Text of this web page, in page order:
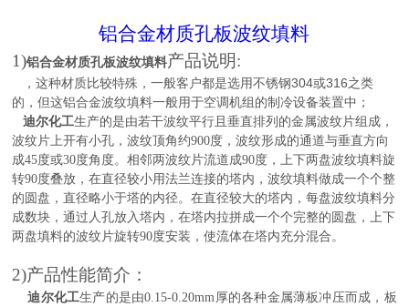
铝合金材质孔板波纹填料
1)铝合金材质孔板波纹填料产品说明:
，这种材质比较特殊，一般客户都是选用不锈钢304或316之类
的，但这铝合金波纹填料一般用于空调机组的制冷设备装置中；
迪尔化工生产的是由若干波纹平行且垂直排列的金属波纹片组成，
波纹片上开有小孔，波纹顶角约900度 ，波纹形成的通道与垂直方向
成45度或30度角度。相邻两波纹片流道成90度 ，上下两盘波纹填料旋
转90度叠放，在直径较小用法兰连接的塔内，波纹填料做成一个个整
的圆盘，直径略小于塔的内径。在直径较大的塔内，每盘波纹填料分
成数块，通过人孔放入塔内，在塔内拉拼成一个个完整的圆盘，上下
两盘填料的波纹片旋转90度安装，使流体在塔内充分混合。
2)产品性能简介：
迪尔化工生产的是由0.15-0.20mm厚的各种金属薄板冲压而成，板